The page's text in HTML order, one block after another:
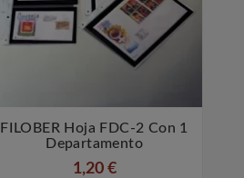
 
FILOBER Hoja FDC-2 Con 1
Departamento
1,20 €